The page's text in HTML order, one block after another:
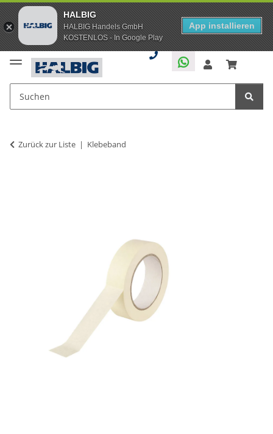
HALBIG
HALBIG Handels GmbH
KOSTENLOS - In Google Play
App installieren
Zurück zur Liste Klebeband